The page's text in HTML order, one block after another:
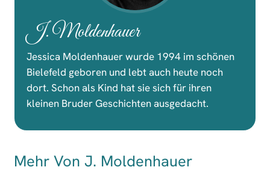
J. Moldenhauer
Jessica Moldenhauer wurde 1994 im schönen
Bielefeld geboren und lebt auch heute noch
dort. Schon als Kind hat sie sich für ihren
kleinen Bruder Geschichten ausgedacht.
Mehr Von J. Moldenhauer